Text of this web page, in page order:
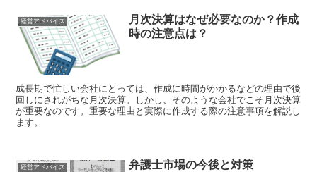
経営アドバイス
月次決算はなぜ必要なのか？作成
時の注意点は？
成長期で忙しい会社にとっては、作成に時間がかかるなどの理由で後
回しにされがちな月次決算。しかし、そのような会社でこそ月次決算
が重要なのです。重要な理由と実際に作成する際の注意事項を解説し
ます。
経営アドバイス 弁護士市場の今後と対策